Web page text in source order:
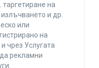
на
и др.
или
на
чрез Услугата
рекламни